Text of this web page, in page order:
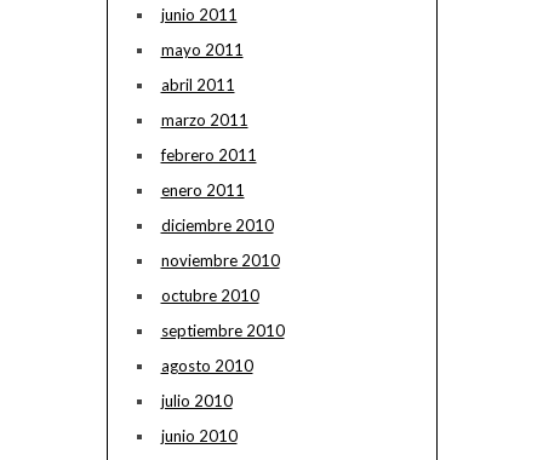
junio 2011
mayo 2011
abril 2011
marzo 2011
febrero 2011
enero 2011
diciembre 2010
noviembre 2010
octubre 2010
septiembre 2010
agosto 2010
julio 2010
junio 2010